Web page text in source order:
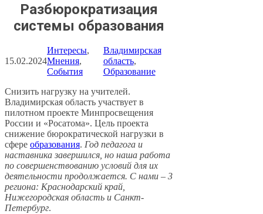
Разбюрократизация
системы образования
15.02.2024
Интересы
Мнения
События
Владимирская
область
Образование
Снизить нагрузку на учителей.
Владимирская область участвует в
пилотном проекте Минпросвещения
России и «Росатома». Цель проекта
снижение бюрократической нагрузки в
сфере образования. Год педагога и
наставника завершился, но наша работа
по совершенствованию условий для их
деятельности продолжается. С нами – 3
региона: Краснодарский край,
Нижегородская область и Санкт-
Петербург.